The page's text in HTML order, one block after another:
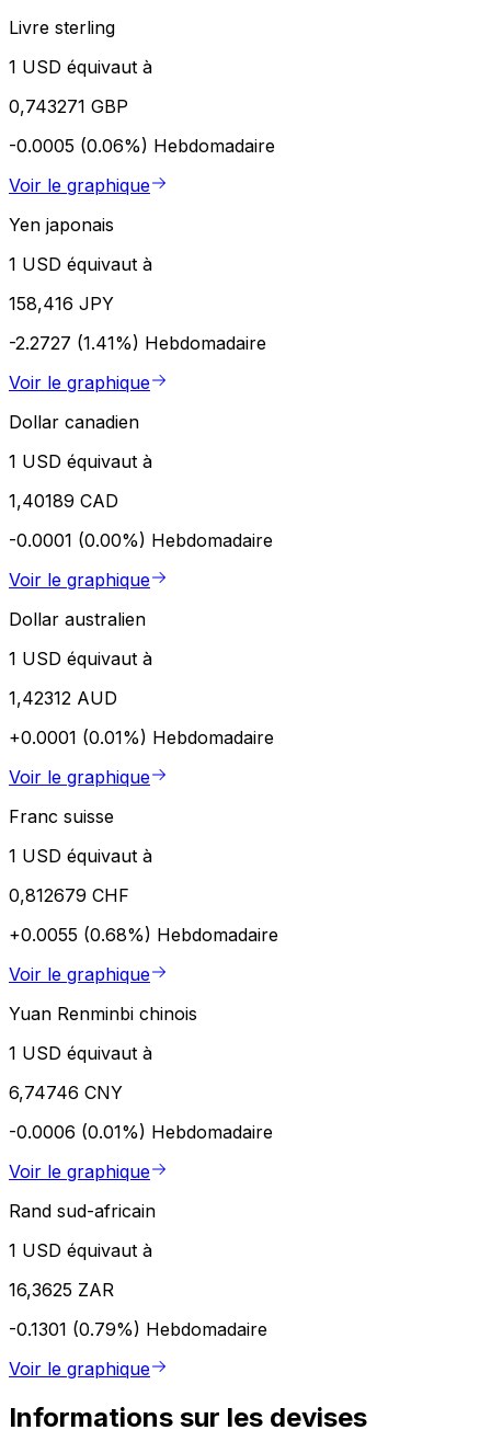
Livre sterling
1 USD équivaut à
0,743271 GBP
-0.0005 (0.06%) Hebdomadaire
Voir le graphique
Yen japonais
1 USD équivaut à
158,416 JPY
-2.2727 (1.41%) Hebdomadaire
Voir le graphique
Dollar canadien
1 USD équivaut à
1,40189 CAD
-0.0001 (0.00%) Hebdomadaire
Voir le graphique
Dollar australien
1 USD équivaut à
1,42312 AUD
+0.0001 (0.01%) Hebdomadaire
Voir le graphique
Franc suisse
1 USD équivaut à
0,812679 CHF
+0.0055 (0.68%) Hebdomadaire
Voir le graphique
Yuan Renminbi chinois
1 USD équivaut à
6,74746 CNY
-0.0006 (0.01%) Hebdomadaire
Voir le graphique
Rand sud-africain
1 USD équivaut à
16,3625 ZAR
-0.1301 (0.79%) Hebdomadaire
Voir le graphique
Informations sur les devises